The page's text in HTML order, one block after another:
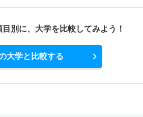
別に、 大学を比較してみよう！
大学と比較する